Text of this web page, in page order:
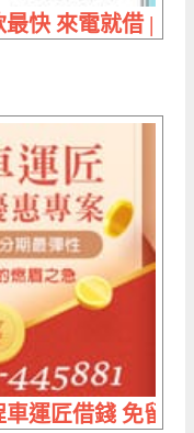
最快 來電就借 | 5
2500
車運匠借錢 免留